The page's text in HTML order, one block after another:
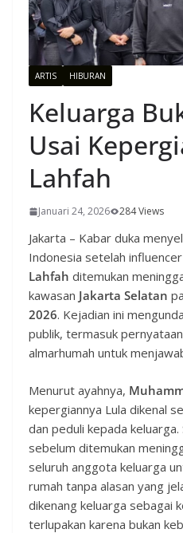
ARTIS HIBURAN
Keluarga
Usai
Lahfah
Januari 24, 2026 284 Views
Jakarta – Kabar duka
Indonesia setelah
Lahfah ditemukan
kawasan Jakarta Selatan
2026. Kejadian ini
publik, termasuk
almarhumah untuk
Menurut ayahnya,
kepergiannya Lula dikenal
dan peduli kepada
sebelum ditemukan
seluruh anggota keluarga
rumah tanpa alasan yang
dikenang keluarga sebagai
terlupakan karena bukan